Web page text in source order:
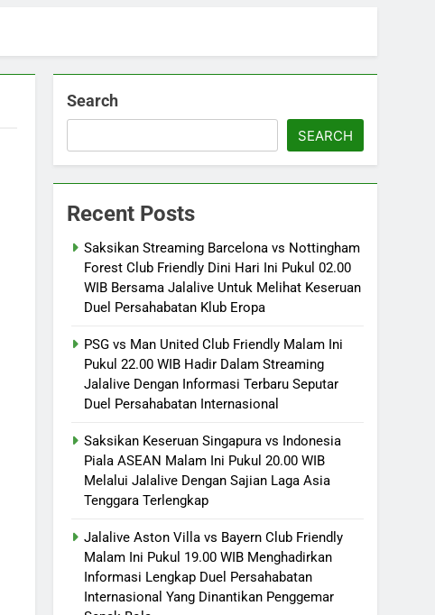
Search
SEARCH
Recent Posts
Saksikan Streaming Barcelona vs Nottingham
Forest Club Friendly Dini Hari Ini Pukul 02.00
WIB Bersama Jalalive Untuk Melihat Keseruan
Duel Persahabatan Klub Eropa
PSG vs Man United Club Friendly Malam Ini
Pukul 22.00 WIB Hadir Dalam Streaming
Jalalive Dengan Informasi Terbaru Seputar
Duel Persahabatan Internasional
Saksikan Keseruan Singapura vs Indonesia
Piala ASEAN Malam Ini Pukul 20.00 WIB
Melalui Jalalive Dengan Sajian Laga Asia
Tenggara Terlengkap
Jalalive Aston Villa vs Bayern Club Friendly
Malam Ini Pukul 19.00 WIB Menghadirkan
Informasi Lengkap Duel Persahabatan
Internasional Yang Dinantikan Penggemar